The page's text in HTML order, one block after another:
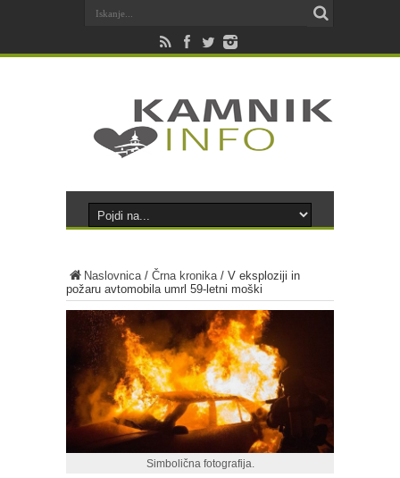
Naslovnica/ Črna kronika/ V eksploziji in
požaru avtomobila umrl 59-letni moški
Simbolična fotografija.